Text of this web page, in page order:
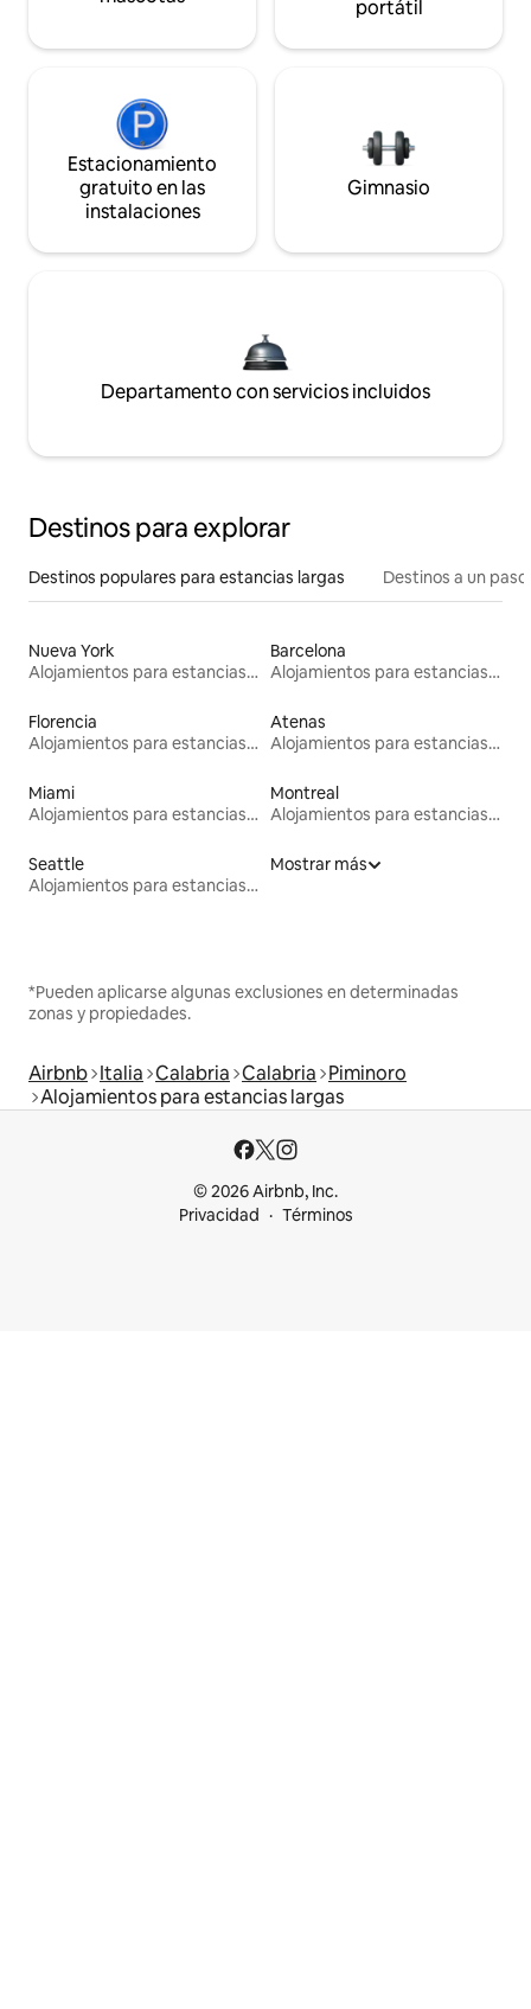
portátil
Estacionamiento
gratuito en las
instalaciones
Gimnasio
Departamento con servicios incluidos
Destinos para explorar
Destinos populares para estancias largas Destinos a un
Nueva York
Alojamientos para estancias largas
Barcelona
Alojamientos para estancias largas
Florencia
Alojamientos para estancias largas
Atenas
Alojamientos para estancias largas
Miami
Alojamientos para estancias largas
Montreal
Alojamientos para estancias largas
Seattle
Alojamientos para estancias largas
Mostrar más
*Pueden aplicarse algunas exclusiones en determinadas
zonas y propiedades.
Airbnb Italia Calabria Calabria Piminoro
Alojamientos para estancias largas
© 2026 Airbnb, Inc.
Privacidad
Términos